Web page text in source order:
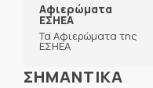
Αφιερώματα
ΕΣΗΕΑ
Τα Αφιερώματα της
ΕΣΗΕΑ
ΣΗΜΑΝΤΙΚΑ